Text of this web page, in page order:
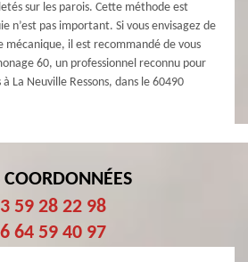
sur les parois. Cette méthode est
n’est pas important. Si vous envisagez de
mécanique, il est recommandé de vous
60, un professionnel reconnu pour
La Neuville Ressons, dans le 60490
COORDONNÉES
59 28 22 98
64 59 40 97